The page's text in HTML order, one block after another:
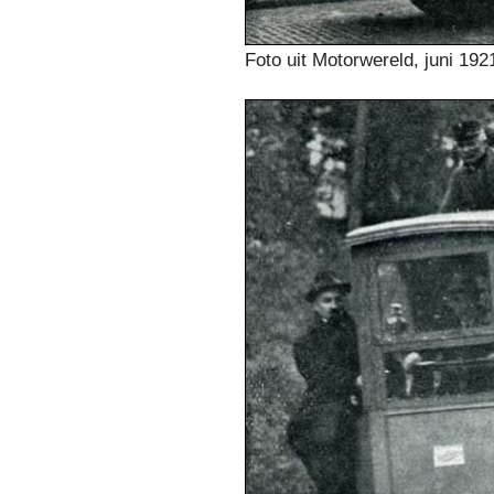
Foto uit Motorwereld, juni